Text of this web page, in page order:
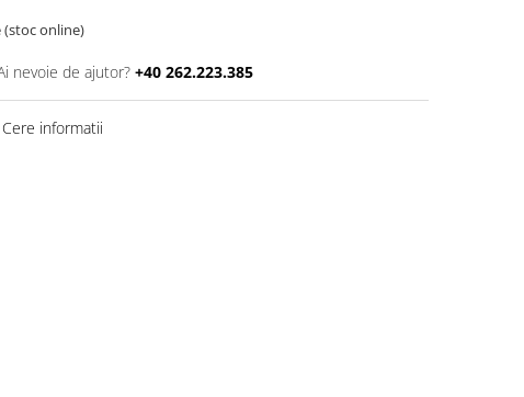
(stoc online)
nevoie de ajutor? +40 262.223.385
Cere informatii